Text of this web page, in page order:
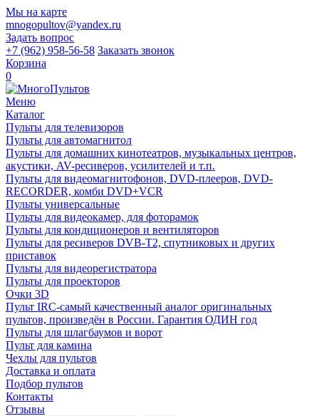
Мы на карте
mnogopultov@yandex.ru
Задать вопрос
+7 (962) 958-56-58 Заказать звонок
Корзина
0
Меню
Каталог
Пульты для телевизоров
Пульты для автомагнитол
Пульты для домашних кинотеатров, музыкальных центров,
акустики, AV-ресиверов, усилителей и т.п.
Пульты для видеомагнитофонов, DVD-плееров, DVD-
RECORDER, комби DVD+VCR
Пульты универсальные
Пульты для видеокамер, для фоторамок
Пульты для кондиционеров и вентиляторов
Пульты для ресиверов DVB-T2, спутниковых и других
приставок
Пульты для видеорегистратора
Пульты для проекторов
Очки 3D
Пульт IRC-самый качественный аналог оригинальных
пультов, произведён в России. Гарантия ОДИН год
Пульты для шлагбаумов и ворот
Пульт для камина
Чехлы для пультов
Доставка и оплата
Подбор пультов
Контакты
Отзывы